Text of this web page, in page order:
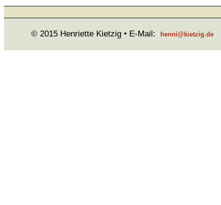
© 2015 Henriette Kietzig • E-Mail: henni@kietzig.de